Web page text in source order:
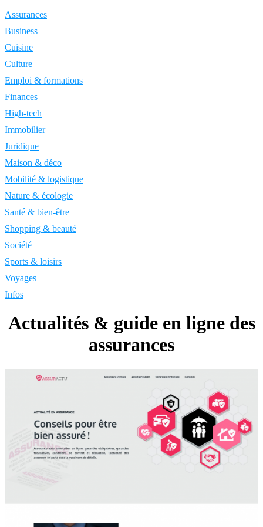
Assurances
Business
Cuisine
Culture
Emploi & formations
Finances
High-tech
Immobilier
Juridique
Maison & déco
Mobilité & logistique
Nature & écologie
Santé & bien-être
Shopping & beauté
Société
Sports & loisirs
Voyages
Infos
Actualités & guide en ligne des
assurances